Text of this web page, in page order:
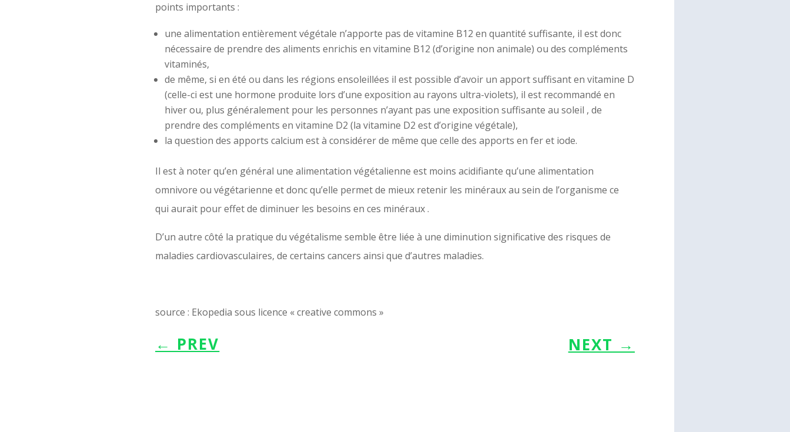
points importants :
une alimentation entièrement végétale n’apporte pas de vitamine B12 en quantité suffisante, il est donc
nécessaire de prendre des aliments enrichis en vitamine B12 (d’origine non animale) ou des compléments
vitaminés,
de même, si en été ou dans les régions ensoleillées il est possible d’avoir un apport suffisant en vitamine D
(celle-ci est une hormone produite lors d’une exposition au rayons ultra-violets), il est recommandé en
hiver ou, plus généralement pour les personnes n’ayant pas une exposition suffisante au soleil , de
prendre des compléments en vitamine D2 (la vitamine D2 est d’origine végétale),
la question des apports calcium est à considérer de même que celle des apports en fer et iode.
Il est à noter qu’en général une alimentation végétalienne est moins acidifiante qu’une alimentation
omnivore ou végétarienne et donc qu’elle permet de mieux retenir les minéraux au sein de l’organisme ce
qui aurait pour effet de diminuer les besoins en ces minéraux .
D’un autre côté la pratique du végétalisme semble être liée à une diminution significative des risques de
maladies cardiovasculaires, de certains cancers ainsi que d’autres maladies.
source : Ekopedia sous licence « creative commons »
← PREV NEXT →